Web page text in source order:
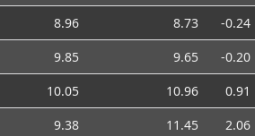
8.96 8.73
-0.24
9.85 9.65
-0.20
10.05 10.96
0.91
9.38 11.45
2.06